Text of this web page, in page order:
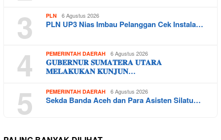
3 PLN 6 Agustus 2026
PLN UP3 Nias Imbau Pelanggan Cek Instala…
4 PEMERINTAH DAERAH 6 Agustus 2026
𝐆𝐔𝐁𝐄𝐑𝐍𝐔𝐑 𝐒𝐔𝐌𝐀𝐓𝐄𝐑𝐀 𝐔𝐓𝐀𝐑𝐀
𝐌𝐄𝐋𝐀𝐊𝐔𝐊𝐀𝐍 𝐊𝐔𝐍𝐉𝐔𝐍…
5 PEMERINTAH DAERAH 6 Agustus 2026
Sekda Banda Aceh dan Para Asisten Silatu…